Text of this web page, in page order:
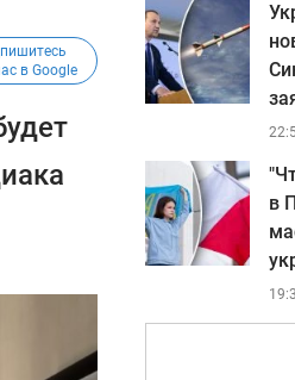
в Google
в